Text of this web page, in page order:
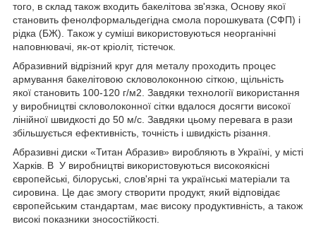
того, в склад також входить бакелітова зв'язка, Основу якої
становить фенолформальдегідна смола порошкувата (СФП) і
рідка (БЖ). Також у суміші використовуються неорганічні
наповнювачі, як-от кріоліт, тістечок.
Абразивний відрізний круг для металу проходить процес
армування бакелітовою скловолоконною сіткою, щільність
якої становить 100-120 г/м2. Завдяки технології використання
у виробництві скловолоконної сітки вдалося досягти високої
лінійної швидкості до 50 м/с. Завдяки цьому перевага в рази
збільшується ефективність, точність і швидкість різання.
Абразивні диски «Титан Абразив» виробляють в Україні, у місті
Харків. В У виробництві використовуються високоякісні
європейські, білоруські, слов'ярні та українські матеріали та
сировина. Це дає змогу створити продукт, який відповідає
європейським стандартам, має високу продуктивність, а також
високі показники зносостійкості.